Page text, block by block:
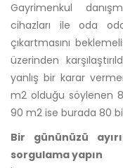
Gayrimenkul
cihazları ile oda
çıkartmasını
üzerinden
yanlış bir karar
m2 olduğu söylenen
90 m2 ise burada 80
Bir gününüzü
sorgulama yapın